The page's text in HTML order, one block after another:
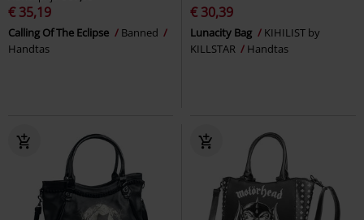
€ 35,19
Calling Of The Eclipse
Banned
Handtas
€ 30,39
Lunacity Bag
KIHILIST by
KILLSTAR
Handtas